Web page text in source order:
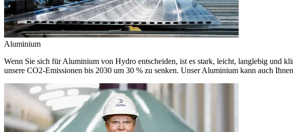
Aluminium
Wenn Sie sich für Aluminium von Hydro entscheiden, ist es stark, leicht, langlebig und
unsere CO2-Emissionen bis 2030 um 30 % zu senken. Unser Aluminium kann auch